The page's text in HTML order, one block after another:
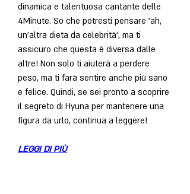
dinamica e talentuosa cantante delle
4Minute. So che potresti pensare 'ah,
un'altra dieta da celebrità', ma ti
assicuro che questa è diversa dalle
altre! Non solo ti aiuterà a perdere
peso, ma ti farà sentire anche più sano
e felice. Quindi, se sei pronto a scoprire
il segreto di Hyuna per mantenere una
figura da urlo, continua a leggere!
LEGGI DI PIÙ